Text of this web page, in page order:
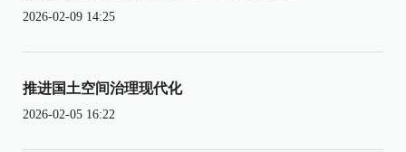
2026-02-09 14:25
推进国土空间治理现代化
2026-02-05 16:22